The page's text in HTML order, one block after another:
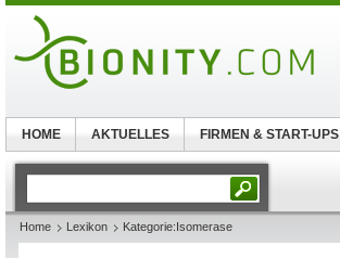
Home Lexikon Kategorie:Isomerase
HOME AKTUELLES FIRMEN & START-UPS